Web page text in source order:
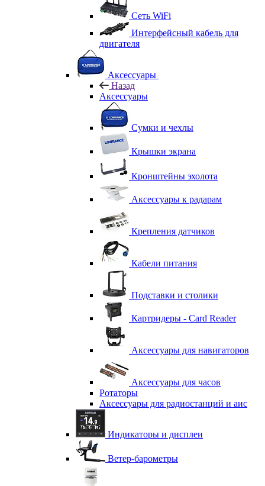
Сеть WiFi
Интерфейсный кабель для
двигателя
Аксессуары
Назад
Аксессуары
Сумки и чехлы
Крышки экрана
Кронштейны эхолота
Аксессуары к радарам
Крепления датчиков
Кабели питания
Подставки и столики
Картридеры - Card Reader
Аксессуары для навигаторов
Аксессуары для часов
Ротаторы
Аксессуары для радиостанций и аис
Индикаторы и дисплеи
Ветер-барометры